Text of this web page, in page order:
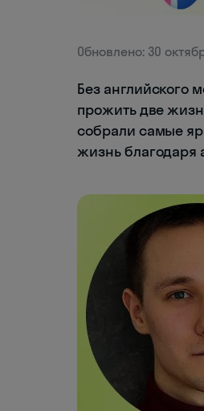
Обновлено: 30
Без английского
прожить две
собрали самые
жизнь благодаря